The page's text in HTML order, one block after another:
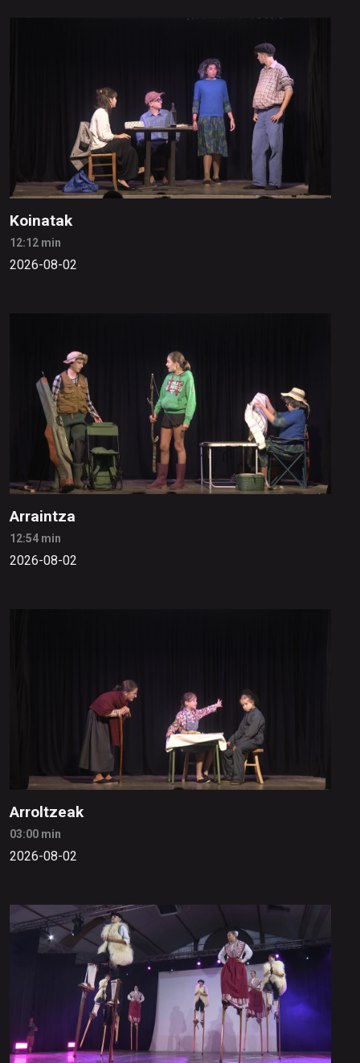
Koinatak
12:12 min
2026-08-02
Arraintza
12:54 min
2026-08-02
Arroltzeak
03:00 min
2026-08-02